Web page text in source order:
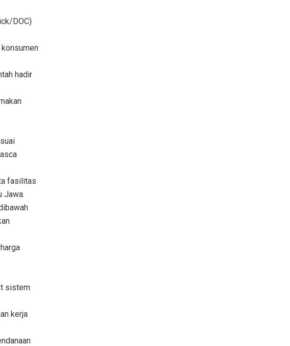
DOC)
hadir
fasilitas
Jawa.
sistem
kerja